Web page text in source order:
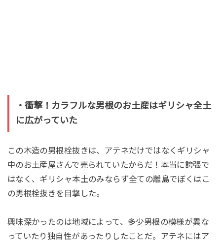
・衝撃！カラフルな男根のお土産はギリシャ全土
に広がっていた
この木造の男根栓抜きは、アテネだけではなくギリシャ
中のお土産屋さんで売られていたからだ！本当に誇張で
はなく、ギリシャ本土のみならず全ての離島でぼくはこ
の男根栓抜きを目撃した。
興味深かったのは地域によって、多少男根の模様が異な
っていたり独自性があったりしたことだ。アテネにはア